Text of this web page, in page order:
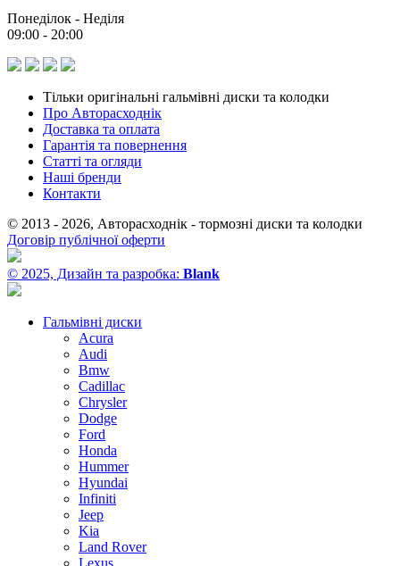
Понеділок - Неділя
09:00 - 20:00
Тільки оригінальні гальмівні диски та колодки
Про Авторасходнік
Доставка та оплата
Гарантія та повернення
Статті та огляди
Наші бренди
Контакти
© 2013 - 2026, Авторасходнік - тормозні диски та колодки
Договір публічної оферти
© 2025, Дизайн та разробка: Blank
Гальмівні диски
Acura
Audi
Bmw
Cadillac
Chrysler
Dodge
Ford
Honda
Hummer
Hyundai
Infiniti
Jeep
Kia
Land Rover